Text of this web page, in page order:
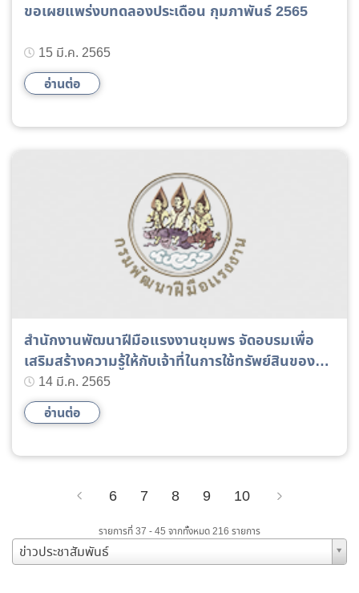
ขอเผยแพร่งบทดลองประเดือน กุมภาพันธ์ 2565
15 มี.ค. 2565
อ่านต่อ
สำนักงานพัฒนาฝีมือแรงงานชุมพร จัดอบรมเพื่อ
เสริมสร้างความรู้ให้กับเจ้าที่ในการใช้ทรัพย์สินของ
ราชการ
14 มี.ค. 2565
อ่านต่อ
6 7 8 9 10
รายการที่ 37 - 45 จากทั้งหมด 216 รายการ
ข่าวประชาสัมพันธ์